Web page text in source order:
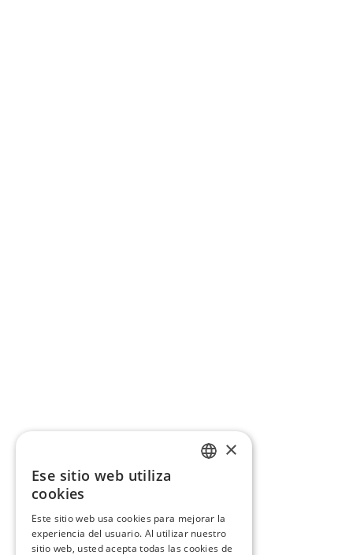
×
Ese sitio web utiliza
cookies
Este sitio web usa cookies para mejorar la
experiencia del usuario. Al utilizar nuestro
sitio web, usted acepta todas las cookies de